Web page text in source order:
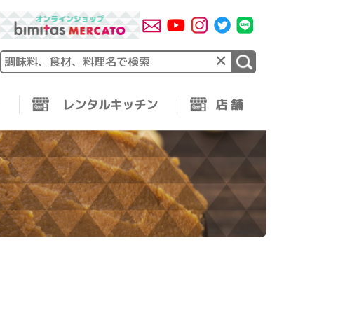
×
レンタルキッチン 店 舗